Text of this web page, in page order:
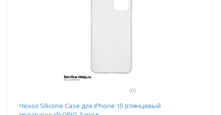
(0)
Чехол Silicone Case для iPhone 15 (глянцевый